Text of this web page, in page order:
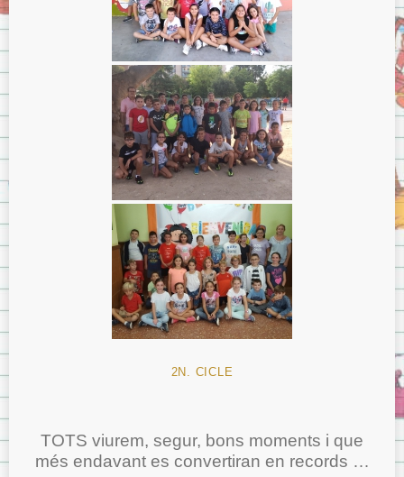
2N. CICLE
TOTS viurem, segur, bons moments i que
més endavant es convertiran en records …